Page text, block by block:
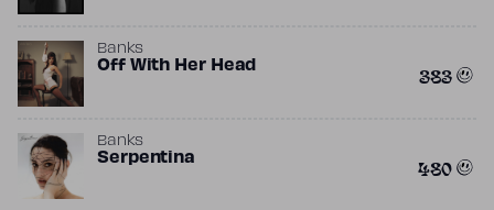
Banks
Off With Her Head 383
Banks
Serpentina 480